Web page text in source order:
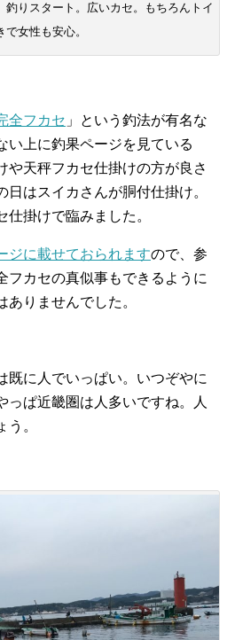
釣りスタート。広いカセ。もちろんトイ
で女性も安心。
全フカセ 」という釣法が有名な
い上に釣果ページを見ている
や天秤フカセ仕掛けの方が良さ
はスイカさんが胴付仕掛け。
掛けで臨みました。
ジに載せておられますので、参
フカセの真似事もできるように
ありませんでした。
既に人でいっぱい。いつぞやに
っぱ近畿圏は人多いですね。人
。